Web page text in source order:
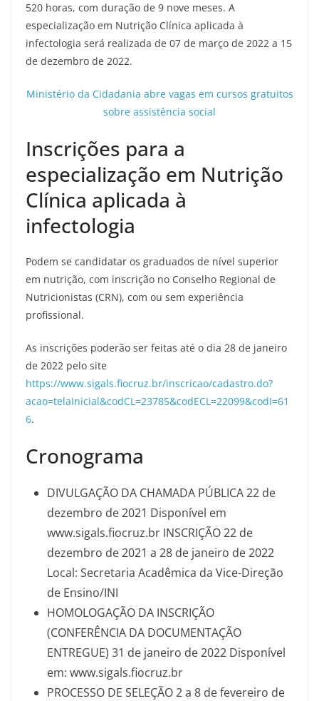
520 horas, com duração de 9 nove meses. A
especialização em Nutrição Clínica aplicada à
infectologia será realizada de 07 de março de 2022 a 15
de dezembro de 2022.
Ministério da Cidadania abre vagas em cursos gratuitos
sobre assistência social
Inscrições para a
especialização em Nutrição
Clínica aplicada à
infectologia
Podem se candidatar os graduados de nível superior
em nutrição, com inscrição no Conselho Regional de
Nutricionistas (CRN), com ou sem experiência
profissional.
As inscrições poderão ser feitas até o dia 28 de janeiro
de 2022 pelo site
https://www.sigals.fiocruz.br/inscricao/cadastro.do?
acao=telaInicial&codCL=23785&codECL=22099&codI=61
6.
Cronograma
DIVULGAÇÃO DA CHAMADA PÚBLICA 22 de
dezembro de 2021 Disponível em
www.sigals.fiocruz.br INSCRIÇÃO 22 de
dezembro de 2021 a 28 de janeiro de 2022
Local: Secretaria Acadêmica da Vice-Direção
de Ensino/INI
HOMOLOGAÇÃO DA INSCRIÇÃO
(CONFERÊNCIA DA DOCUMENTAÇÃO
ENTREGUE) 31 de janeiro de 2022 Disponível
em: www.sigals.fiocruz.br
PROCESSO DE SELEÇÃO 2 a 8 de fevereiro de